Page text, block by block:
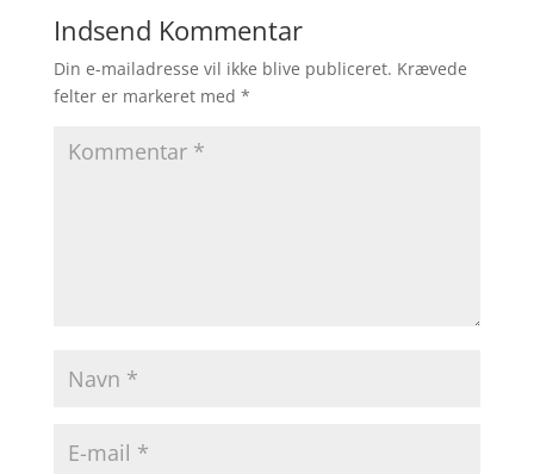
Indsend Kommentar
Din e-mailadresse vil ikke blive publiceret. Krævede
felter er markeret med *